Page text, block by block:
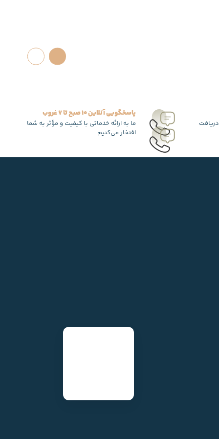
پاسخگویی آنلاین 10 صبح تا 7 غروب
ما به ارائه خدماتی با کیفیت و مؤثر به شما
افتخار می‌کنیم